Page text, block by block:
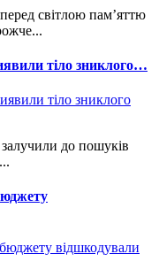
світлою пам’яттю
тіло зниклого…
залучили до пошуків